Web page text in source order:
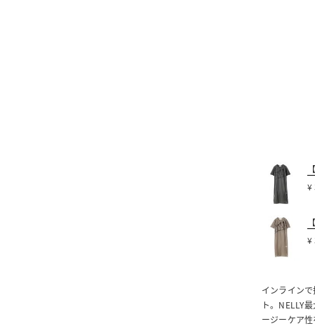
¥
¥
インライン
ト。NELLY
ージーケア